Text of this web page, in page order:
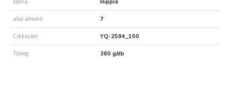
széria Ripple
alsó átmérő 7
Cikkszám YQ-2594_100
Tömeg 360 g/db